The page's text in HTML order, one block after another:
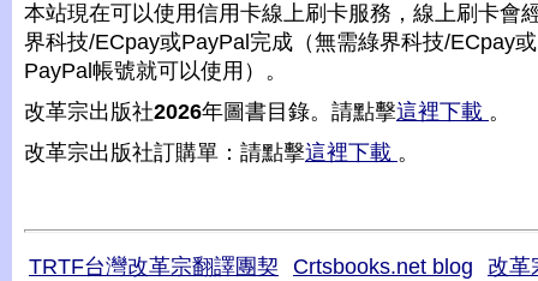
本站現在可以使用信用卡線上刷卡服務，線上刷卡會
界科技/ECpay或PayPal完成（無需綠界科技/ECpay或
PayPal帳號就可以使用）。
改革宗出版社2026年圖書目錄。請點擊這裡下載 。
改革宗出版社訂購單：請點擊這裡下載 。
TRTF台灣改革宗翻譯團契 Crtsbooks.net blog
改革